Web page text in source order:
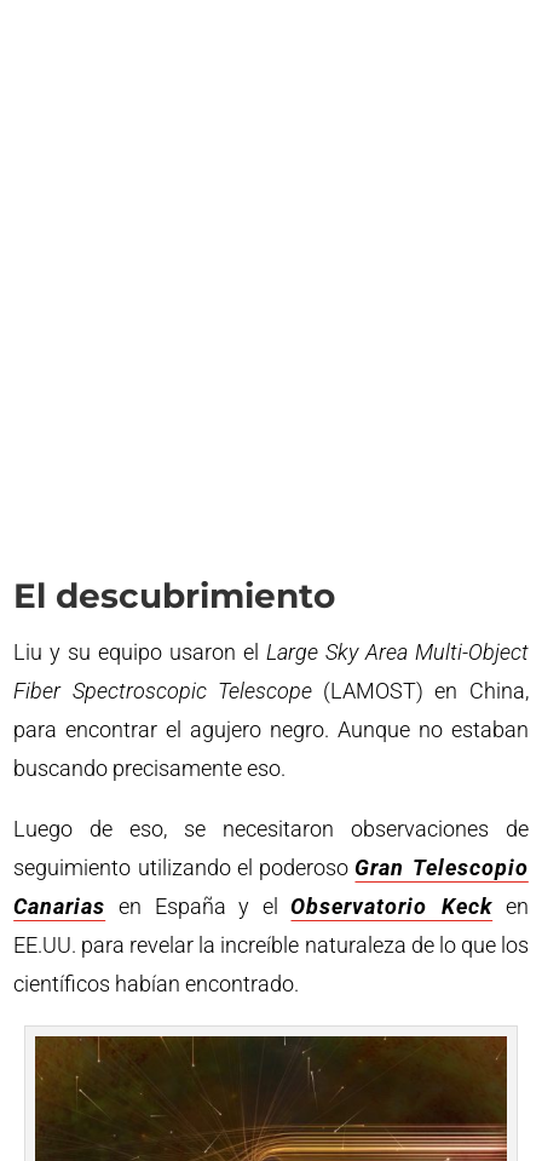
El descubrimiento
Liu y su equipo usaron el Large Sky Area Multi-Object
Fiber Spectroscopic Telescope(LAMOST) en China,
para encontrar el agujero negro. Aunque no estaban
buscando precisamente eso.
Luego de eso, se necesitaron observaciones de
seguimiento utilizando el poderoso Gran Telescopio
Canarias en España y elObservatorio Keck en
EE.UU. para revelar la increíble naturaleza de lo que los
científicos habían encontrado.